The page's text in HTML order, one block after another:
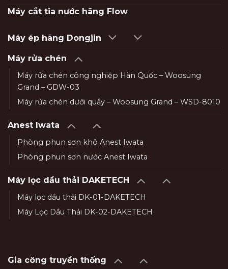
Máy cắt tia nước hãng Flow
Máy ép hãng Dongjin
Máy rửa chén
Máy rửa chén công nghiệp Hàn Quốc – Woosung
Grand – GDW-03
Máy rửa chén dưới quầy – Woosung Grand – WSD-8010
Anest Iwata
Phòng phun sơn khô Anest Iwata
Phòng phun sơn nước Anest Iwata
Máy lọc dầu thải DAKETECH
Máy lọc dầu thải DK-01-DAKETECH
Máy Lọc Dầu Thải DK-02-DAKETECH
Gia công truyền thống